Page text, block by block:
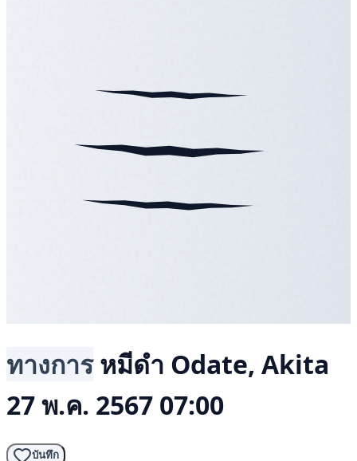
ทางการ หมีดำ Odate, Akita
27 พ.ค. 2567 07:00
บันทึก